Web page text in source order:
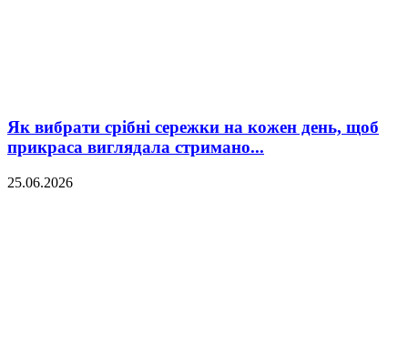
Як вибрати срібні сережки на кожен день, щоб
прикраса виглядала стримано...
25.06.2026